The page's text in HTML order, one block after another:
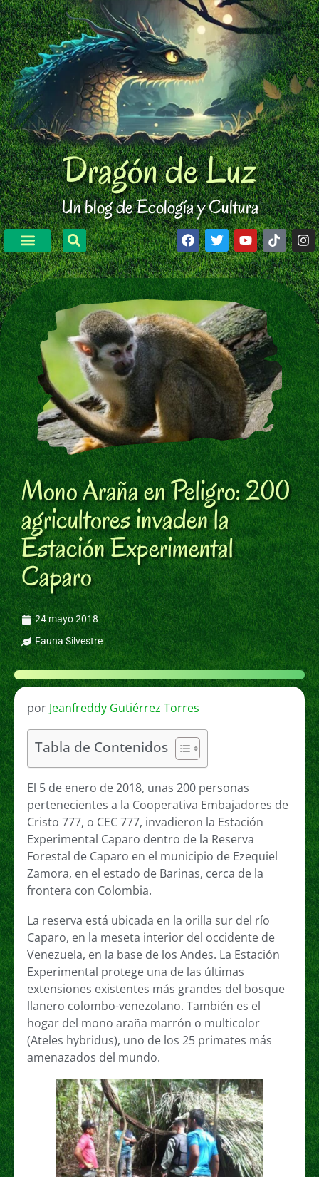
Dragón de Luz
Un blog de Ecología y Cultura
Mono Araña en Peligro: 200
agricultores invaden la
Estación Experimental
Caparo
24 mayo 2018
Fauna Silvestre
por Jeanfreddy Gutiérrez Torres
Tabla de Contenidos
El 5 de enero de 2018, unas 200 personas
pertenecientes a la Cooperativa Embajadores de
Cristo 777, o CEC 777, invadieron la Estación
Experimental Caparo dentro de la Reserva
Forestal de Caparo en el municipio de Ezequiel
Zamora, en el estado de Barinas, cerca de la
frontera con Colombia.
La reserva está ubicada en la orilla sur del río
Caparo, en la meseta interior del occidente de
Venezuela, en la base de los Andes. La Estación
Experimental protege una de las últimas
extensiones existentes más grandes del bosque
llanero colombo-venezolano. También es el
hogar del mono araña marrón o multicolor
(Ateles hybridus), uno de los 25 primates más
amenazados del mundo.